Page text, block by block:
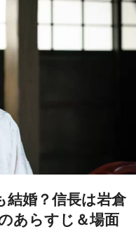
結婚？信長は岩倉
あらすじ＆場面